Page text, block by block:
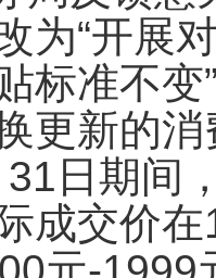
为“开展
标准不变
更新的
日期间
成交价